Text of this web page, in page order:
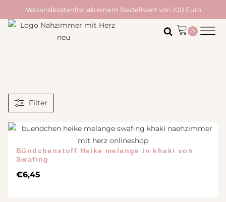
Versandkostenfrei ab einem Bestellwert von 100 Euro
Filter
Bündchenstoff Heike melange in khaki von
Swafing
€6,45